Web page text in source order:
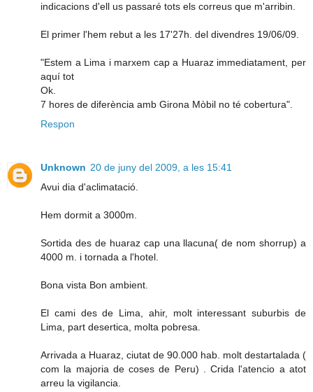
indicacions d'ell us passaré tots els correus que m'arribin.
El primer l'hem rebut a les 17'27h. del divendres 19/06/09.
"Estem a Lima i marxem cap a Huaraz immediatament, per
aquí tot
Ok.
7 hores de diferència amb Girona Mòbil no té cobertura".
Respon
Unknown 20 de juny del 2009, a les 15:41
Avui dia d'aclimatació.
Hem dormit a 3000m.
Sortida des de huaraz cap una llacuna( de nom shorrup) a
4000 m. i tornada a l'hotel.
Bona vista Bon ambient.
El cami des de Lima, ahir, molt interessant suburbis de
Lima, part desertica, molta pobresa.
Arrivada a Huaraz, ciutat de 90.000 hab. molt destartalada (
com la majoria de coses de Peru) . Crida l'atencio a atot
arreu la vigilancia.